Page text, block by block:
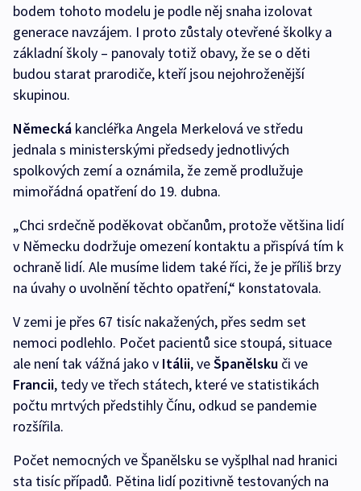
bodem tohoto modelu je podle něj snaha izolovat
generace navzájem. I proto zůstaly otevřené školky a
základní školy – panovaly totiž obavy, že se o děti
budou starat prarodiče, kteří jsou nejohroženější
skupinou.
Německá kancléřka Angela Merkelová ve středu
jednala s ministerskými předsedy jednotlivých
spolkových zemí a oznámila, že země prodlužuje
mimořádná opatření do 19. dubna.
„Chci srdečně poděkovat občanům, protože většina lidí
v Německu dodržuje omezení kontaktu a přispívá tím k
ochraně lidí. Ale musíme lidem také říci, že je příliš brzy
na úvahy o uvolnění těchto opatření,“ konstatovala.
V zemi je přes 67 tisíc nakažených, přes sedm set
nemoci podlehlo. Počet pacientů sice stoupá, situace
ale není tak vážná jako v Itálii, veŠpanělsku či ve
Francii, tedy ve třech státech, které ve statistikách
počtu mrtvých předstihly Čínu, odkud se pandemie
rozšířila.
Počet nemocných ve Španělsku se vyšplhal nad hranici
sta tisíc případů. Pětina lidí pozitivně testovaných na